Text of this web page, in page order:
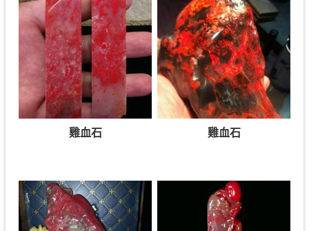
雞血石 雞血石